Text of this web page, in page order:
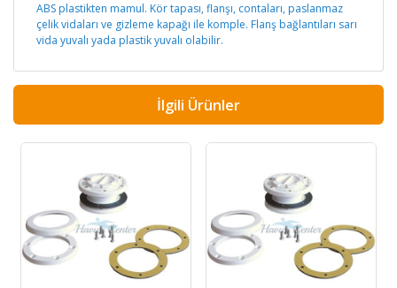
ABS plastikten mamul. Kör tapası, flanşı, contaları, paslanmaz
çelik vidaları ve gizleme kapağı ile komple. Flanş bağlantıları sarı
vida yuvalı yada plastik yuvalı olabilir.
İlgili Ürünler